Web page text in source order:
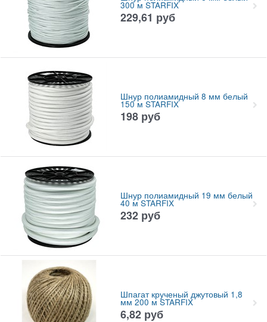
300 м STARFIX
229,61 руб
Шнур полиамидный 8 мм белый
150 м STARFIX
198 руб
Шнур полиамидный 19 мм белый
40 м STARFIX
232 руб
Шпагат крученый джутовый 1,8
мм 200 м STARFIX
6,82 руб